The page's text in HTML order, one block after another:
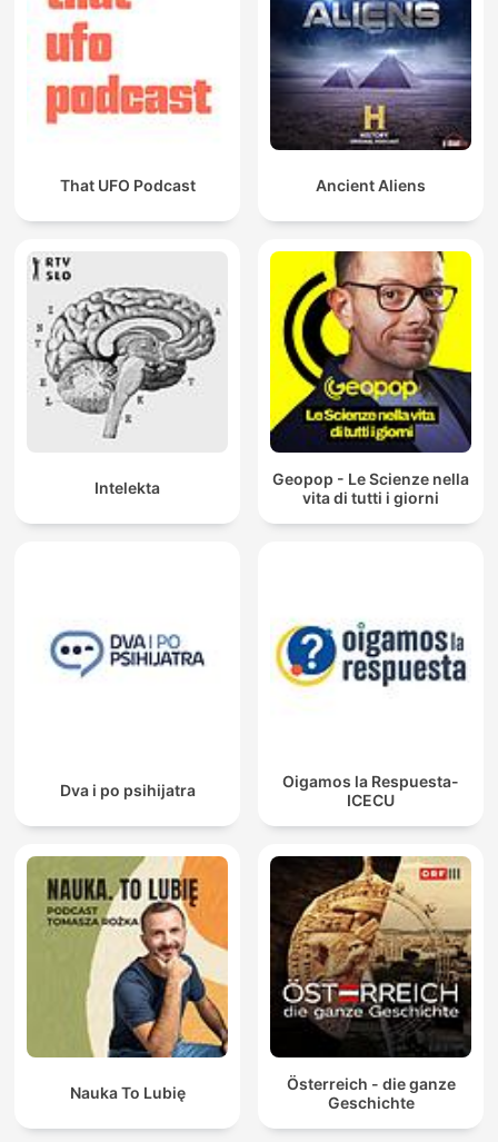
That UFO Podcast Ancient Aliens
Intelekta
Geopop - Le Scienze nella
vita di tutti i giorni
Dva i po psihijatra
Oigamos la Respuesta-
ICECU
Nauka To Lubię
Österreich - die ganze
Geschichte